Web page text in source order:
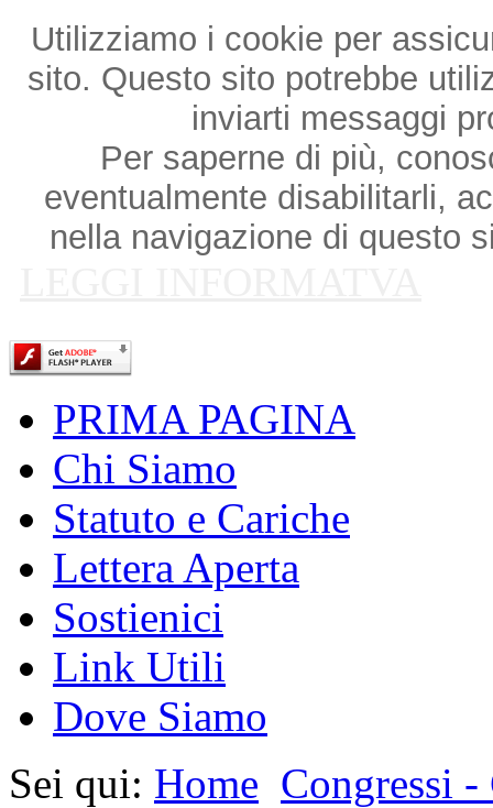
Utilizziamo i cookie per
sito. Questo sito potrebbe
inviarti messaggi
Per saperne di più,
eventualmente disabilitarli,
nella navigazione di questo
PRIMA PAGINA
Chi Siamo
Statuto e Cariche
Lettera Aperta
Sostienici
Link Utili
Dove Siamo
Sei qui: Home Congressi